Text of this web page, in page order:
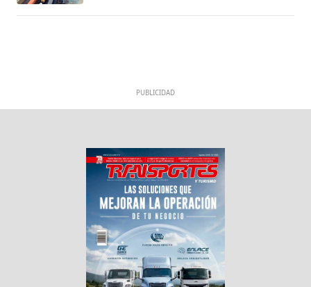
PUBLICIDAD